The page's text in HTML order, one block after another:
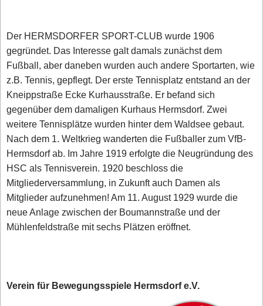
Der HERMSDORFER SPORT-CLUB wurde 1906
gegründet. Das Interesse galt damals zunächst dem
Fußball, aber daneben wurden auch andere Sportarten, wie
z.B. Tennis, gepflegt. Der erste Tennisplatz entstand an der
Kneippstraße Ecke Kurhausstraße. Er befand sich
gegenüber dem damaligen Kurhaus Hermsdorf. Zwei
weitere Tennisplätze wurden hinter dem Waldsee gebaut.
Nach dem 1. Weltkrieg wanderten die Fußballer zum VfB-
Hermsdorf ab. Im Jahre 1919 erfolgte die Neugründung des
HSC als Tennisverein. 1920 beschloss die
Mitgliederversammlung, in Zukunft auch Damen als
Mitglieder aufzunehmen! Am 11. August 1929 wurde die
neue Anlage zwischen der Boumannstraße und der
Mühlenfeldstraße mit sechs Plätzen eröffnet.
Verein für Bewegungsspiele Hermsdorf e.V.